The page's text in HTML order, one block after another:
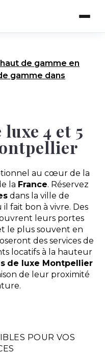
de gamme en
gamme dans
4 et 5
au cœur de la
la France. Réservez
dans la ville de
fait bon à vivre. Des
leurs portes
le plus souvent en
des services de
locatifs à la hauteur
de luxe Montpellier
de leur proximité
POUR VOS